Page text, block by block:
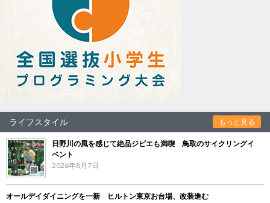
ライフスタイル もっと見る
日野川の風を感じて絶品ジビエも満喫 鳥取のサイクリングイ
ベント
2026年8月7日
オールデイダイニングを一新 ヒルトン東京お台場、改装進む